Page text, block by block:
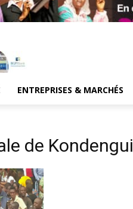
ENTREPRISES & MARCHÉS
de Kondengui